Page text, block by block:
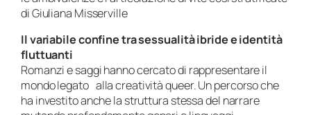
di Giuliana Misserville
Il variabile confine tra sessualità ibride e identità
fluttuanti
Romanzi e saggi hanno cercato di rappresentare il
mondo legato alla creatività queer. Un percorso che
ha investito anche la struttura stessa del narrare